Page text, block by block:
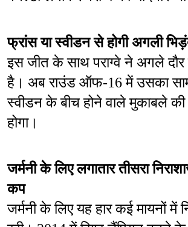
फ्रांस या स्वीडन से होगी अगली
इस जीत के साथ पराग्वे ने अगले
है। अब राउंड ऑफ-16 में उसका
स्वीडन के बीच होने वाले मुकाबले की
होगा।
जर्मनी के लिए लगातार तीसरा
कप
जर्मनी के लिए यह हार कई मायनों में